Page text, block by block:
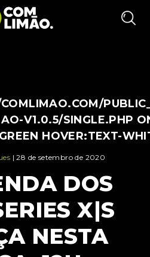
V1.0.5/SINGLE.PHP
HOVER:TEXT-
| 28 de setembro de 2020
DOS
X|S
NESTA